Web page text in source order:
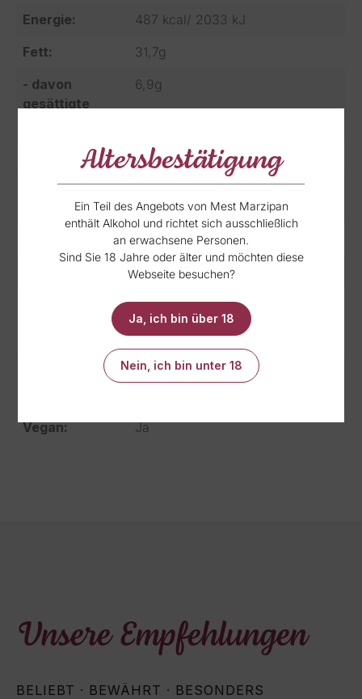
Energie:
487 kcal/ 2033 kJ
Fett:
31,7g
- davon
gesättigte
6,9g
Kohlenhydrate:
37,3g
- davon
35,7
10,3g
0,0 g
ohne Alkohol, ohne Eier
Erdnuss, ohne Gluten
Schalenfrüchte
Vegan: Ja
Unsere Empfehlungen
BELIEBT · BEWÄHRT · BESONDERS
Altersbestätigung
Ein Teil des Angebots von Mest Marzipan
enthält Alkohol und richtet sich ausschließlich
an erwachsene Personen.
Sind Sie 18 Jahre oder älter und möchten diese
Webseite besuchen?
Ja, ich bin über 18
Nein, ich bin unter 18